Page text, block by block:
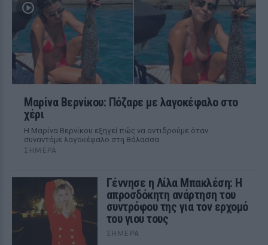
Μαρίνα Βερνίκου: Πόζαρε με λαγοκέφαλο στο
χέρι
Η Μαρίνα Βερνίκου εξηγεί πώς να αντιδρούμε όταν
συναντάμε λαγοκέφαλο στη θάλασσα
ΣΉΜΕΡΑ
Γέννησε η Λίλα Μπακλέση: Η
απροσδόκητη ανάρτηση του
συντρόφου της για τον ερχομό
του γιου τους
ΣΉΜΕΡΑ